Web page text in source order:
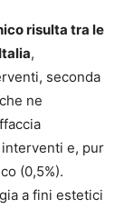
risulta tra le
,
seconda
ne
interventi e, pur
(0,5%).
a fini estetici